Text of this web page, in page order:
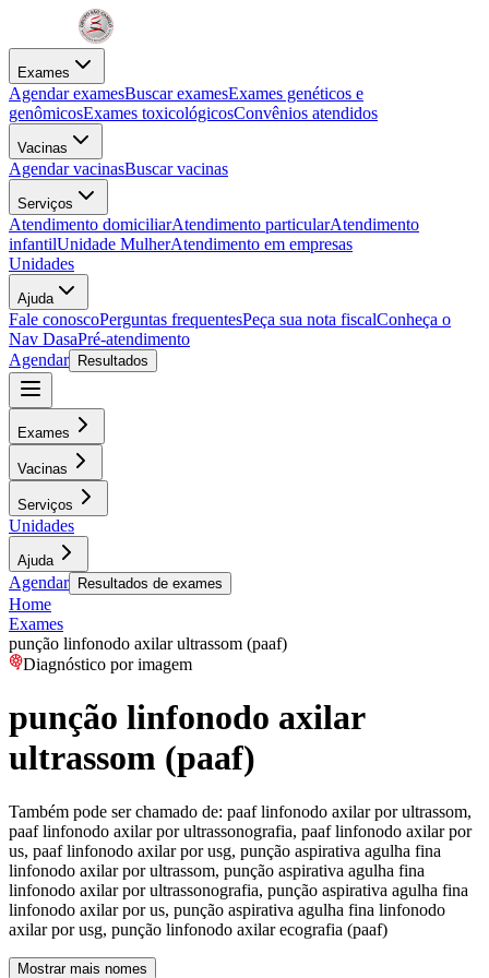
Exames
Agendar examesBuscar examesExames genéticos e
genômicosExames toxicológicosConvênios atendidos
Vacinas
Agendar vacinasBuscar vacinas
Serviços
Atendimento domiciliarAtendimento particularAtendimento
infantilUnidade MulherAtendimento em empresas
Unidades
Ajuda
Fale conoscoPerguntas frequentesPeça sua nota fiscalConheça o
Nav DasaPré-atendimento
Agendar
Resultados
Exames
Vacinas
Serviços
Unidades
Ajuda
Agendar Resultados de exames
Home
Exames
punção linfonodo axilar ultrassom (paaf)
Diagnóstico por imagem
punção linfonodo axilar
ultrassom (paaf)
Também pode ser chamado de: paaf linfonodo axilar por ultrassom,
paaf linfonodo axilar por ultrassonografia, paaf linfonodo axilar por
us, paaf linfonodo axilar por usg, punção aspirativa agulha fina
linfonodo axilar por ultrassom, punção aspirativa agulha fina
linfonodo axilar por ultrassonografia, punção aspirativa agulha fina
linfonodo axilar por us, punção aspirativa agulha fina linfonodo
axilar por usg, punção linfonodo axilar ecografia (paaf)
Mostrar mais nomes